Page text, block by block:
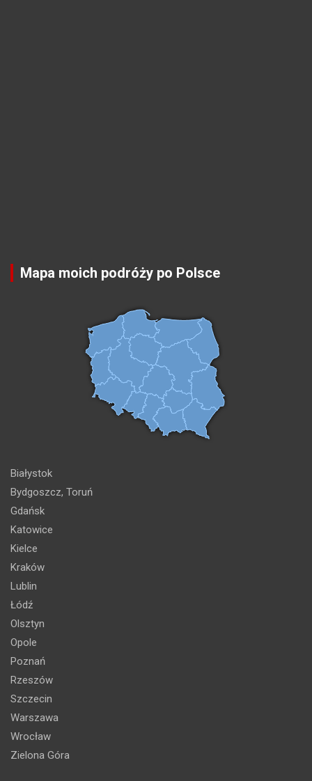
Mapa moich podróży po Polsce
Białystok
Bydgoszcz, Toruń
Gdańsk
Katowice
Kielce
Kraków
Lublin
Łódź
Olsztyn
Opole
Poznań
Rzeszów
Szczecin
Warszawa
Wrocław
Zielona Góra